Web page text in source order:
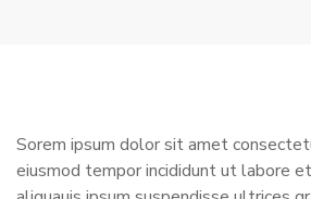
Sorem ipsum dolor sit amet
eiusmod tempor incididunt ut labore